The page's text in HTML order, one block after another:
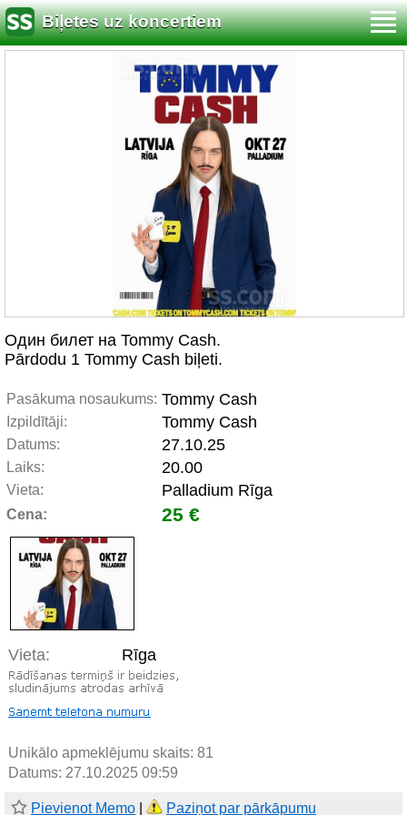
Biļetes uz koncertiem
Один билет на Tommy Cash.
Pārdodu 1 Tommy Cash biļeti.
Pasākuma nosaukums: Tommy Cash
Izpildītāji: Tommy Cash
Datums: 27.10.25
Laiks: 20.00
Vieta: Palladium Rīga
Cena: 25 €
Vieta: Rīga
Unikālo apmeklējumu skaits: 81
Datums: 27.10.2025 09:59
Pievienot Memo Paziņot par pārkāpumu